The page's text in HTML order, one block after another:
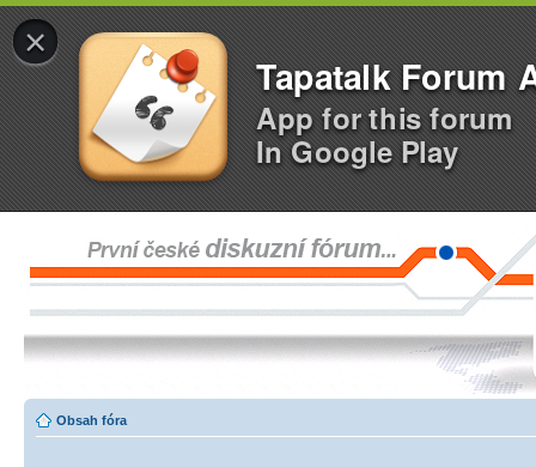
×
Tapatalk Forum
App for this forum
In Google Play
Obsah fóra